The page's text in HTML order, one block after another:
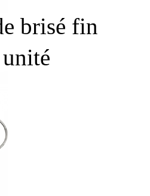
brisé fin